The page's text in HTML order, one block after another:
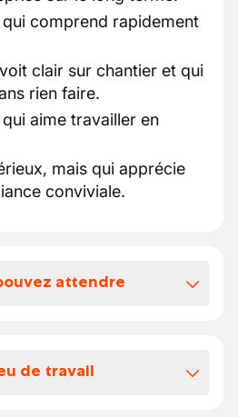
comprend rapidement
voit clair sur chantier et qui
rien faire.
aime travailler en
mais qui apprécie
conviviale.
attendre
: 17,89 € brut/heure.
de travail